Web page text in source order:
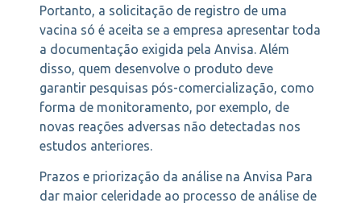
Portanto, a solicitação de registro de uma
vacina só é aceita se a empresa apresentar toda
a documentação exigida pela Anvisa. Além
disso, quem desenvolve o produto deve
garantir pesquisas pós-comercialização, como
forma de monitoramento, por exemplo, de
novas reações adversas não detectadas nos
estudos anteriores.
Prazos e priorização da análise na Anvisa Para
dar maior celeridade ao processo de análise de